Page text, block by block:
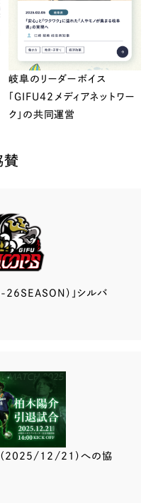
岐阜のリーダーボイス
「GIFU42メディアネットワー
ク」の共同運営
賛
26SEASON）」 シルバ
2025/12/21）への協